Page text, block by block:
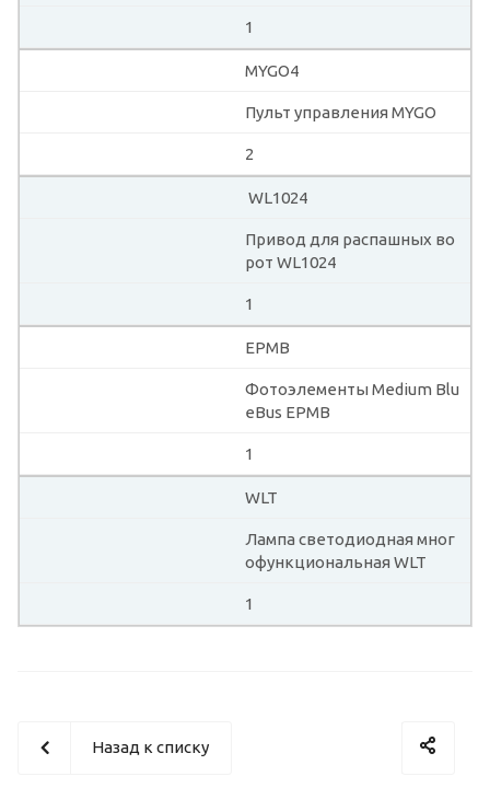
1
MYGO4
Пульт управления MYGO
2
WL1024
Привод для распашных во
рот WL1024
1
EPMB
Фотоэлементы Medium Blu
eBus EPMB
1
WLT
Лампа светодиодная мног
офункциональная WLT
1
Назад к списку